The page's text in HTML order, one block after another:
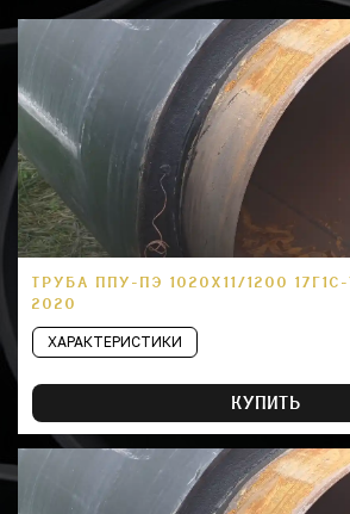
ТРУБА ППУ-ПЭ 1020Х11/1200
2020
ХАРАКТЕРИСТИКИ
КУПИТЬ